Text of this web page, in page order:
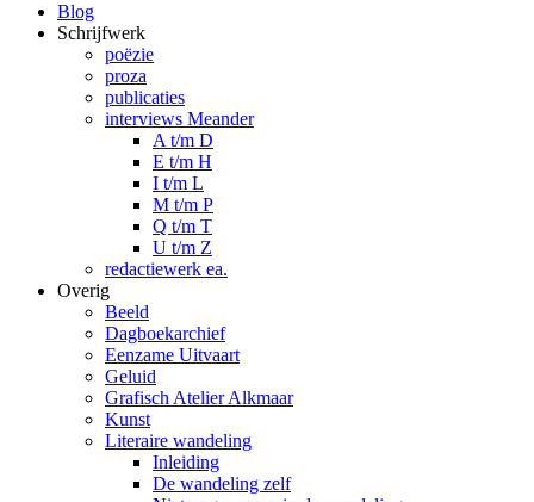
Blog
Schrijfwerk
poëzie
proza
publicaties
interviews Meander
A t/m D
E t/m H
I t/m L
M t/m P
Q t/m T
U t/m Z
redactiewerk ea.
Overig
Beeld
Dagboekarchief
Eenzame Uitvaart
Geluid
Grafisch Atelier Alkmaar
Kunst
Literaire wandeling
Inleiding
De wandeling zelf